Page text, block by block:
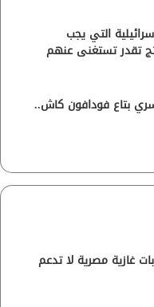
التي يجب
بتاع فودافون كاش..
غازية مصرية لا تدعم